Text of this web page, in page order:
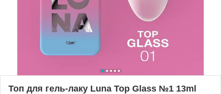
Топ для гель-лаку Luna Top Glass №1 13ml